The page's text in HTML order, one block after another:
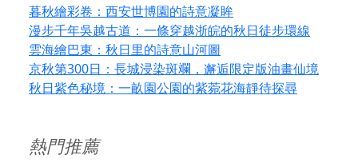
暮秋繪彩卷：西安世博園的詩意凝眸
漫步千年吳越古道：一條穿越浙皖的秋日徒步環線
雲海繪巴東：秋日里的詩意山河圖
京秋第300日：長城浸染斑斕，邂逅限定版油畫仙境
秋日紫色秘境：一畝園公園的紫菀花海靜待探尋
熱門推薦